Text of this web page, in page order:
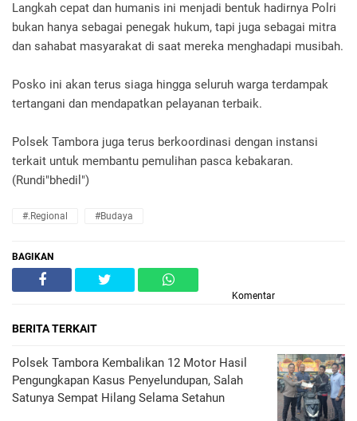
Langkah cepat dan humanis ini menjadi bentuk hadirnya Polri
bukan hanya sebagai penegak hukum, tapi juga sebagai mitra
dan sahabat masyarakat di saat mereka menghadapi musibah.
Posko ini akan terus siaga hingga seluruh warga terdampak
tertangani dan mendapatkan pelayanan terbaik.
Polsek Tambora juga terus berkoordinasi dengan instansi
terkait untuk membantu pemulihan pasca kebakaran.
(Rundi"bhedil")
#.Regional #Budaya
BAGIKAN
Komentar
BERITA TERKAIT
Polsek Tambora Kembalikan 12 Motor Hasil
Pengungkapan Kasus Penyelundupan, Salah
Satunya Sempat Hilang Selama Setahun